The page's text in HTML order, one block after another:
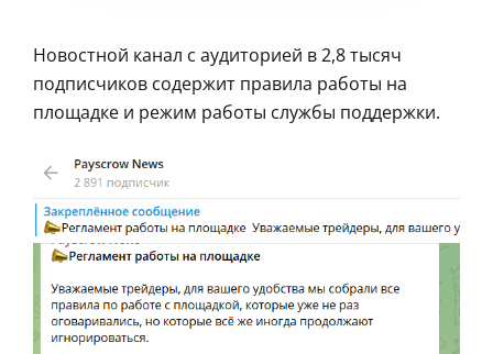
Новостной канал с аудиторией в 2,8 тысяч
подписчиков содержит правила работы на
площадке и режим работы службы поддержки.